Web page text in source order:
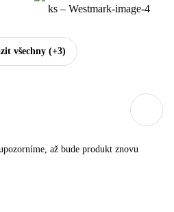
všechny (+3)
až bude produkt znovu